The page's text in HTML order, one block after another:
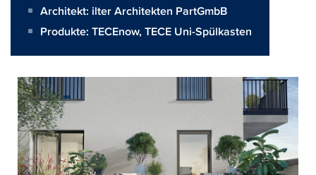
Architekt: ilter Architekten PartGmbB
Produkte: TECEnow,TECE Uni-Spülkasten